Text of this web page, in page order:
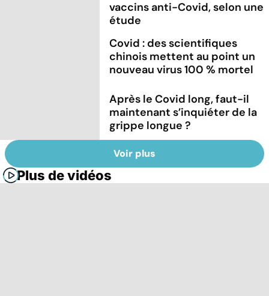
vaccins anti-Covid, selon une
étude
Covid : des scientifiques
chinois mettent au point un
nouveau virus 100 % mortel
Après le Covid long, faut-il
maintenant s’inquiéter de la
grippe longue ?
Voir plus
Plus de vidéos